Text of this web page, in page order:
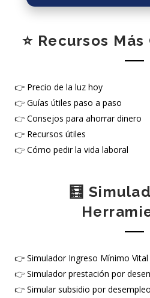
⭐ Recursos
👉 Precio de la luz hoy
👉 Guías útiles paso a paso
👉 Consejos para ahorrar dinero
👉 Recursos útiles
👉 Cómo pedir la vida laboral
🧮
👉 Simulador Ingreso Mínimo Vital
👉 Simulador prestación por
👉 Simular subsidio por desempleo